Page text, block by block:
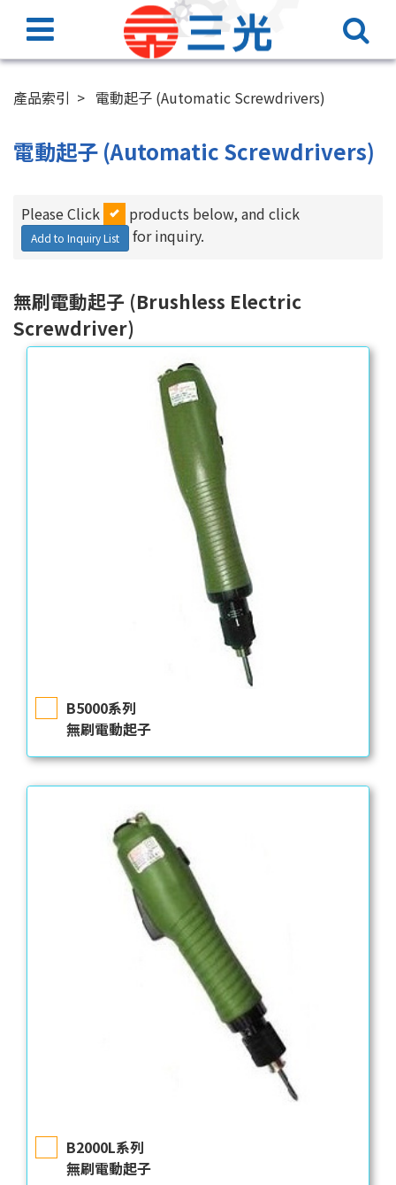
產品索引 電動起子 (Automatic Screwdrivers)
電動起子 (Automatic Screwdrivers)
Please Click products below, and click
Add to Inquiry List for inquiry.
無刷電動起子 (Brushless Electric
Screwdriver)
B5000系列
無刷電動起子
B2000L系列
無刷電動起子